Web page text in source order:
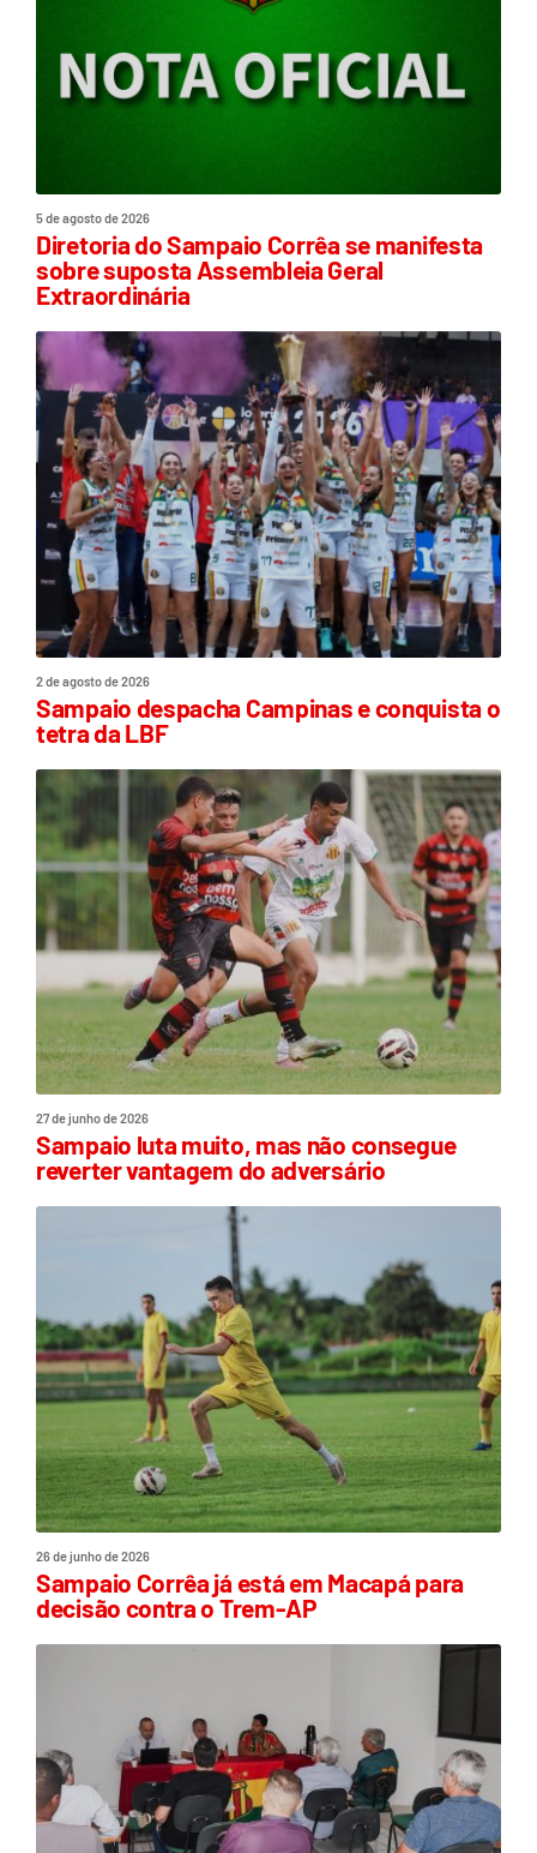
5 de agosto de 2026
Diretoria do Sampaio Corrêa se manifesta
sobre suposta Assembleia Geral
Extraordinária
2 de agosto de 2026
Sampaio despacha Campinas e conquista o
tetra da LBF
27 de junho de 2026
Sampaio luta muito, mas não consegue
reverter vantagem do adversário
26 de junho de 2026
Sampaio Corrêa já está em Macapá para
decisão contra o Trem-AP